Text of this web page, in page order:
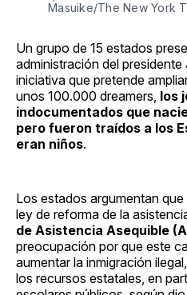
Masuike/The New York
Un grupo de 15 estados
administración del
iniciativa que pretende
unos 100.000 dreamers, los
indocumentados que
pero fueron traídos a los
eran niños.
Los estados argumentan
ley de reforma de la
de Asistencia Asequible
preocupación por que este
aumentar la inmigración
los recursos estatales, en